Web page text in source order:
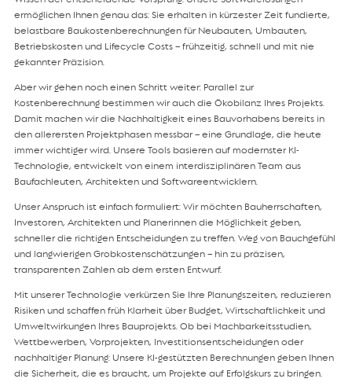
ermöglichen Ihnen genau das: Sie erhalten in kürzester Zeit fundierte,
belastbare Baukostenberechnungen für Neubauten, Umbauten,
Betriebskosten und Lifecycle Costs – frühzeitig, schnell und mit nie
gekannter Präzision.
Aber wir gehen noch einen Schritt weiter: Parallel zur
Kostenberechnung bestimmen wir auch die Ökobilanz Ihres Projekts.
Damit machen wir die Nachhaltigkeit eines Bauvorhabens bereits in
den allerersten Projektphasen messbar – eine Grundlage, die heute
immer wichtiger wird. Unsere Tools basieren auf modernster KI-
Technologie, entwickelt von einem interdisziplinären Team aus
Baufachleuten, Architekten und Softwareentwicklern.
Unser Anspruch ist einfach formuliert: Wir möchten Bauherrschaften,
Investoren, Architekten und Planerinnen die Möglichkeit geben,
schneller die richtigen Entscheidungen zu treffen. Weg von Bauchgefühl
und langwierigen Grobkostenschätzungen – hin zu präzisen,
transparenten Zahlen ab dem ersten Entwurf.
Mit unserer Technologie verkürzen Sie Ihre Planungszeiten, reduzieren
Risiken und schaffen früh Klarheit über Budget, Wirtschaftlichkeit und
Umweltwirkungen Ihres Bauprojekts. Ob bei Machbarkeitsstudien,
Wettbewerben, Vorprojekten, Investitionsentscheidungen oder
nachhaltiger Planung: Unsere KI-gestützten Berechnungen geben Ihnen
die Sicherheit, die es braucht, um Projekte auf Erfolgskurs zu bringen.